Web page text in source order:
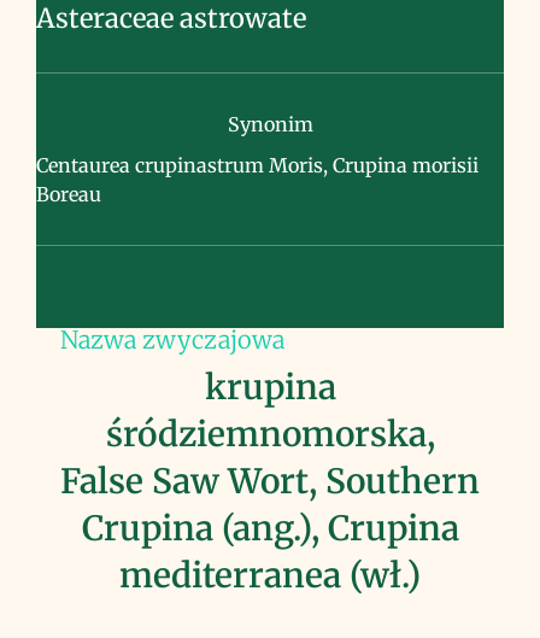
Asteraceae astrowate
Synonim
Centaurea crupinastrum Moris, Crupina morisii
Boreau
Nazwa zwyczajowa
krupina
śródziemnomorska,
False Saw Wort, Southern
Crupina (ang.), Crupina
mediterranea (wł.)